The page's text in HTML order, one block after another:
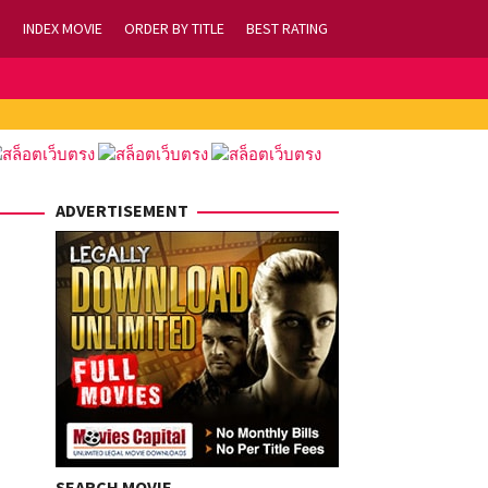
INDEX MOVIE ORDER BY TITLE BEST RATING
ADVERTISEMENT